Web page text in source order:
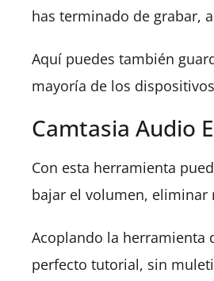
has terminado de grabar,
Aquí puedes también
mayoría de los
Camtasia Audio
Con esta herramienta
bajar el volumen,
Acoplando la herramienta
perfecto tutorial, sin